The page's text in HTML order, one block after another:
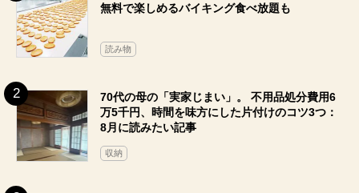
無料で楽しめるバイキング食べ放題も
読み物
70代の母の「実家じまい」。 不用品処分費用6
万5千円、時間を味方にした片付けのコツ3つ：
8月に読みたい記事
収納